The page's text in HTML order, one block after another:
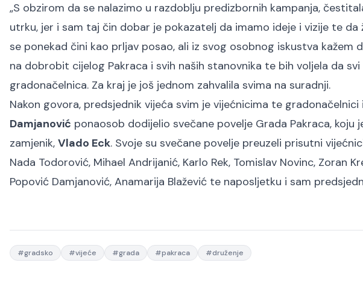
„S obzirom da se nalazimo u razdoblju predizbornih kampanja,
utrku, jer i sam taj čin dobar je pokazatelj da imamo ideje i vizije te
se ponekad čini kao prljav posao, ali iz svog osobnog iskustva kažem
na dobrobit cijelog Pakraca i svih naših stanovnika te bih voljela da
gradonačelnica. Za kraj je još jednom zahvalila svima na suradnji.
Nakon govora, predsjednik vijeća svim je vijećnicima te gradonačelnici
Damjanović ponaosob dodijelio svečane povelje Grada Pakraca, koju
zamjenik, Vlado Eck. Svoje su svečane povelje preuzeli prisutni
Nada Todorović, Mihael Andrijanić, Karlo Rek, Tomislav Novinc, Zoran
Popović Damjanović, Anamarija Blažević te naposljetku i sam
#gradsko #vijeće #grada #pakraca #druženje